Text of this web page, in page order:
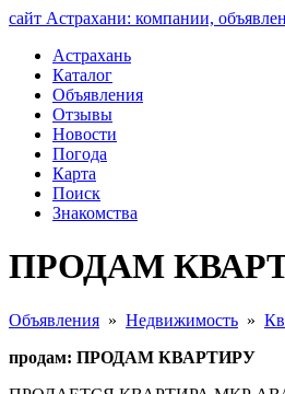
сайт Астрахани: компании,
Астрахань
Каталог
Объявления
Отзывы
Новости
Погода
Карта
Поиск
Знакомства
ПРОДАМ
Объявления » Недвижимость »
продам: ПРОДАМ КВАРТИРУ